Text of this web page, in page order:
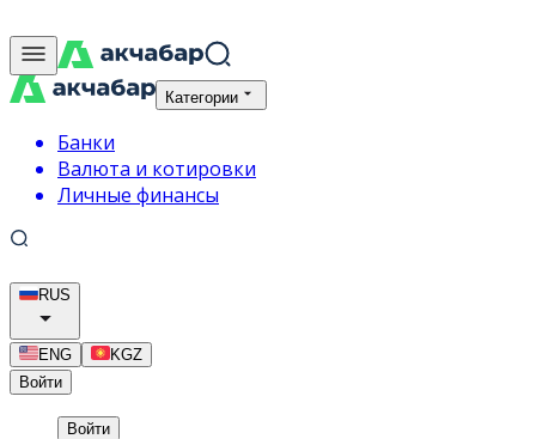
Категории
Банки
Валюта и котировки
Личные финансы
RUS
ENG
KGZ
Войти
Войти